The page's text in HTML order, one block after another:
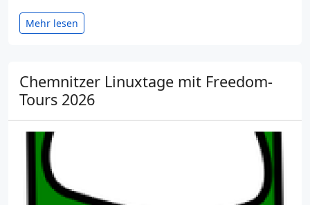
Mehr lesen
Chemnitzer Linuxtage mit Freedom-
Tours 2026